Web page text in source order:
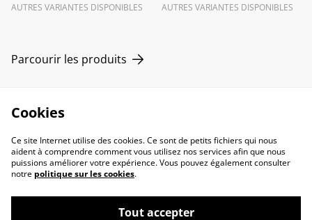
AUTRES VARIANTES DISPONIBLES AUTRES VARIANTES DISPONIBLES
Parcourir les produits
Cookies
Ce site Internet utilise des cookies. Ce sont de petits fichiers qui nous
aident à comprendre comment vous utilisez nos services afin que nous
puissions améliorer votre expérience. Vous pouvez également consulter
notre politique sur les cookies.
Tout accepter